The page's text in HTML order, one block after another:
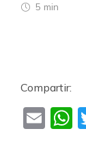
5 min
Compartir: